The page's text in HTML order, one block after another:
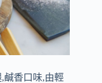
鹹香口味,由輕